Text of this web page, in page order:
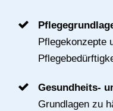
Pflegekonzepte
Gesundheits-
Grundlagen zu